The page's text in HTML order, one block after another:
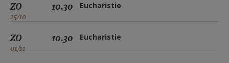
ZO
25/10
10.30 Eucharistie
ZO
01/11
10.30 Eucharistie